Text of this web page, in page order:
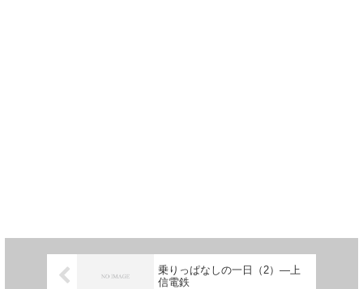
乗りっぱなしの一日（2）―上
信電鉄